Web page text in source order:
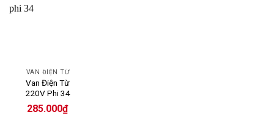
VAN ĐIỆN TỪ
Van Điện Từ
220V Phi 34
285.000₫